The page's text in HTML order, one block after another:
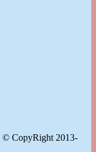
© CopyRight 2013-